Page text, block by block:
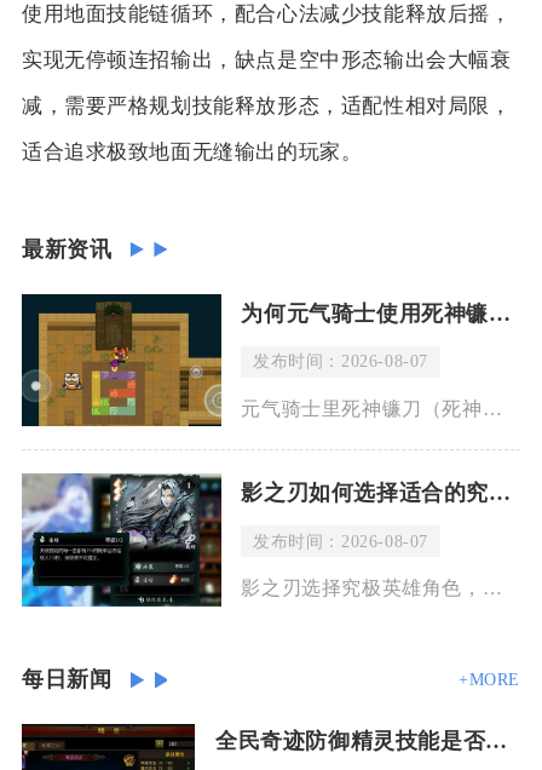
使用地面技能链循环，配合心法减少技能释放后摇，
实现无停顿连招输出，缺点是空中形态输出会大幅衰
减，需要严格规划技能释放形态，适配性相对局限，
适合追求极致地面无缝输出的玩家。
最新资讯
为何元气骑士使用死神镰刀会有血流
发布时间：2026-08-07
元气骑士里死神镰刀（死神之息）释放技能时出现流血特效，是武器固有机制导致，并非敌
影之刃如何选择适合的究极英雄角色
发布时间：2026-08-07
影之刃选择究极英雄角色，核心思路并不是单纯挑选强度最高的角色，而是结合自身操作习
每日新闻 +MORE
全民奇迹防御精灵技能是否有额外回合效果